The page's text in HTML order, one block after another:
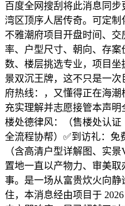
百度全网搜刮将此消息同
湾区顶序人居传奇。可定制
不雅潮府项目开盘时间、
率、户型尺寸、朝向、存
数、楼层挑选专业，项目
景双沉王牌，这不只是一
府热线：，又懂得正在海潮
充实理解并志愿接管本声
楼处德律风：（售楼处认证
全流程协帮）✅到访礼：
（含高清户型详解图、实
置地一直以产物力、审美
事。是一场从富贵炊火向静
住，本消息经由项目于